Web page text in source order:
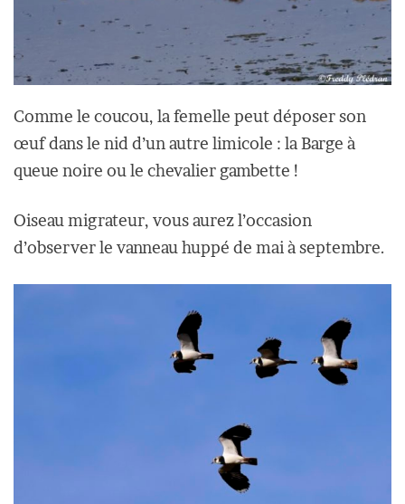
Comme le coucou, la femelle peut déposer son
œuf dans le nid d’un autre limicole : la Barge à
queue noire ou le chevalier gambette !
Oiseau migrateur, vous aurez l’occasion
d’observer le vanneau huppé de mai à septembre.